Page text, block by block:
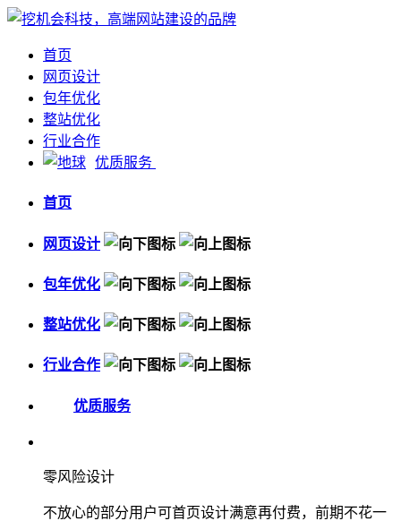
首页
网页设计
包年优化
整站优化
行业合作
优质服务
首页
网页设计
包年优化
整站优化
行业合作
优质服务
零风险设计
不放心的部分用户可首页设计满意再付费，前期不花一